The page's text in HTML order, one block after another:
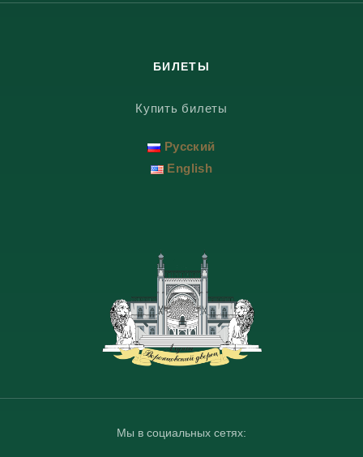
Мы в социальных сетях:
БИЛЕТЫ
Купить билеты
Русский
English